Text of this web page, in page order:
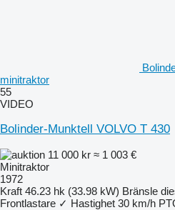
minitraktor
55
VIDEO
Bolinder-Munktell VOLVO T 430
11 000 kr ≈ 1 003 €
Minitraktor
1972
Kraft 46.23 hk (33.98 kW) Bränsle
Frontlastare ✓ Hastighet 30 km/h